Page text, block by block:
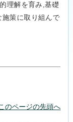
理解を育み,基礎
策に取り組んで
のページの先頭へ